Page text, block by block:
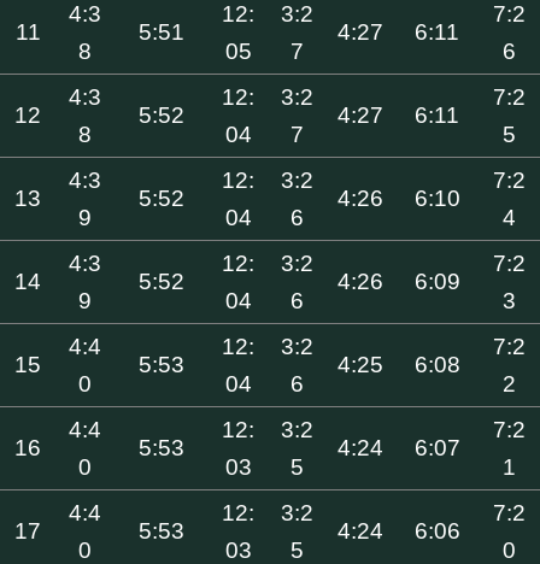
11
4:3
8
5:51
12:
05
3:2
7
4:27 6:11
7:2
6
12
4:3
8
5:52
12:
04
3:2
7
4:27 6:11
7:2
5
13
4:3
9
5:52
12:
04
3:2
6
4:26 6:10
7:2
4
14
4:3
9
5:52
12:
04
3:2
6
4:26 6:09
7:2
3
15
4:4
0
5:53
12:
04
3:2
6
4:25 6:08
7:2
2
16
4:4
0
5:53
12:
03
3:2
5
4:24 6:07
7:2
1
17
4:4
0
5:53
12:
03
3:2
5
4:24 6:06
7:2
0